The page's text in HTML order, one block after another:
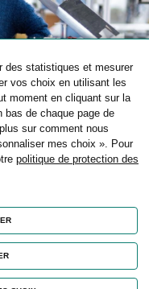
:
CPRP
des statistiques et mesurer
vos choix en utilisant les
moment en cliquant sur la
bas de chaque page de
sur comment nous
mes choix ». Pour
politique de protection des